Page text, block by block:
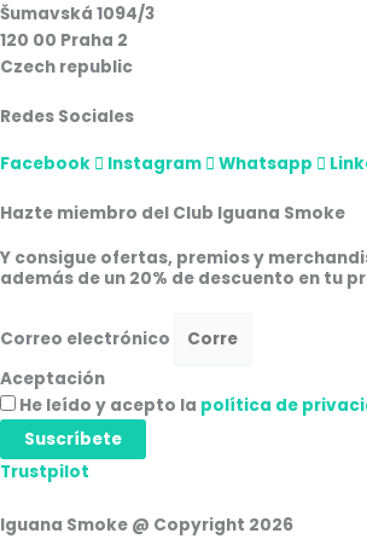
Šumavská 1094/3
120 00 Praha 2
Czech republic
Redes Sociales
Facebook Instagram Whatsapp
Hazte miembro del Club Iguana Smoke
Y consigue ofertas, premios y
además de un 20% de descuento en tu
Correo electrónico
Aceptación
He leído y acepto la política de
Suscríbete
Trustpilot
Iguana Smoke @ Copyright 2026